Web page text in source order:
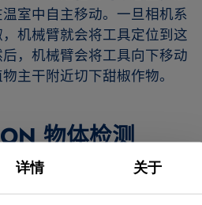
详情 关于
室中自主移动。一旦相机系
机械臂就会将工具定位到这
，机械臂会将工具向下移动
主干附近切下甜椒作物。
物体检测